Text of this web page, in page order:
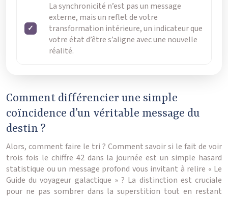
La synchronicité n’est pas un message
externe, mais un reflet de votre
transformation intérieure, un indicateur que
votre état d’être s’aligne avec une nouvelle
réalité.
Comment différencier une simple
coïncidence d’un véritable message du
destin ?
Alors, comment faire le tri ? Comment savoir si le fait de voir
trois fois le chiffre 42 dans la journée est un simple hasard
statistique ou un message profond vous invitant à relire « Le
Guide du voyageur galactique » ? La distinction est cruciale
pour ne pas sombrer dans la superstition tout en restant